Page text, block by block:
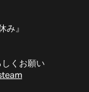
み』
くお願い